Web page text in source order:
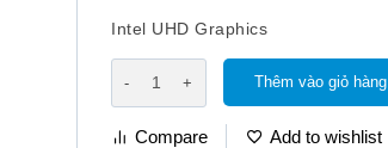
Intel UHD Graphics
Thêm vào giỏ hàng
Compare Add to wishlist